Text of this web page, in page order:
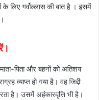
लिए गर्वोल्लास की बात है । इसमें
पिता और बहनों को अतिशय
व्याप्त हो गया है। वह जिद्दी
है। उसमें अहंकारवृत्ति भी है।